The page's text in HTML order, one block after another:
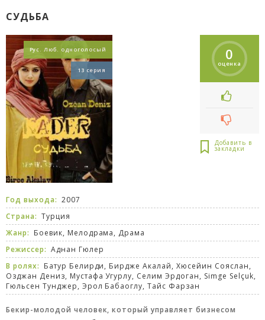
СУДЬБА
Рус. Люб. одноголосый
13 серия
0
оценка
Год выхода: 2007
Страна: Турция
Жанр: Боевик, Мелодрама, Драма
Режиссер: Аднан Гюлер
В ролях: Батур Белирди, Бирдже Акалай, Хюсейин Сояслан,
Озджан Дениз, Мустафа Угурлу, Селим Эрдоган, Simge Selçuk,
Гюльсен Тунджер, Эрол Бабаоглу, Тайс Фарзан
Бекир-молодой человек, который управляет бизнесом